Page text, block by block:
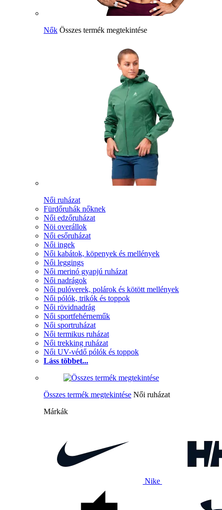
Nők Összes termék megtekintése
Női ruházat
Fürdőruhák nőknek
Női edzőruházat
Nöi overállok
Női esőruházat
Női ingek
Női kabátok, köpenyek és mellények
Női leggings
Női merinó gyapjú ruházat
Női nadrágok
Női pulóverek, polárok és kötött mellények
Női pólók, trikók és toppok
Női rövidnadrág
Női sportfehérneműk
Női sportruházat
Női termikus ruházat
Női trekking ruházat
Női UV-védő pólók és toppok
Láss többet...
Összes termék megtekintése Női ruházat
Márkák
Nike